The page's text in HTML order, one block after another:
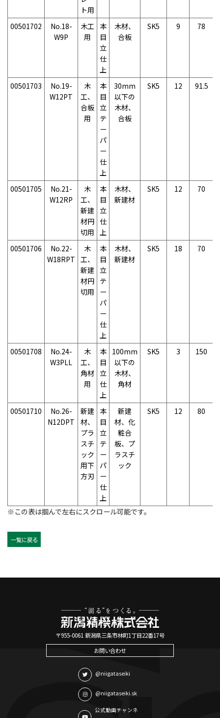
ト用
00501702
No.18-
W9P
木工
用
本
目
立
仕
上
木材、
合板
SK5 9 78
00501703
No.19-
W12PT
木
工、
合板
用
本
目
立
テ
ー
パ
ー
仕
上
30mm
以下の
木材、
合板
SK5 12 91.5
00501705
No.21-
W12RP
木
工、
新建
材円
切用
本
目
立
仕
上
木材、
新建材
SK5 12 70
00501706
No.22-
W18RPT
木
工、
新建
材円
切用
本
目
立
テ
ー
パ
ー
仕
上
木材、
新建材
SK5 18 70
00501708
No.24-
W3PLL
木
工、
角材
用
本
目
立
仕
上
100mm
以下の
木材、
角材
SK5 3 150
00501710
No.26-
N12DPT
新建
材、
プラ
スチ
ック
用下
方刃
本
目
立
テ
ー
パ
ー
仕
上
新建
材、化
粧合
板、プ
ラスチ
ック
SK5 12 80
※この表は掴んで左右にスクロール可能です。
一覧に戻る
〒955-0061 新潟県三条市林町1丁目22番17号
お問い合わせ
@niigataseiki
@niigataseiki.sk
公式動画チャンネ